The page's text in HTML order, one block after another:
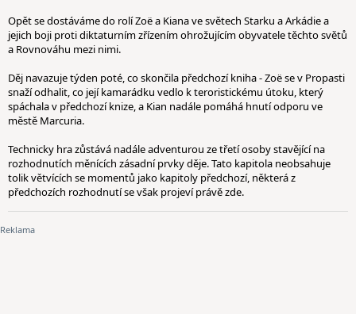
Opět se dostáváme do rolí Zoë a Kiana ve světech Starku a Arkádie a
jejich boji proti diktaturním zřízením ohrožujícím obyvatele těchto světů
a Rovnováhu mezi nimi.
Děj navazuje týden poté, co skončila předchozí kniha - Zoë se v Propasti
snaží odhalit, co její kamarádku vedlo k teroristickému útoku, který
spáchala v předchozí knize, a Kian nadále pomáhá hnutí odporu ve
městě Marcuria.
Technicky hra zůstává nadále adventurou ze třetí osoby stavějící na
rozhodnutích měnících zásadní prvky děje. Tato kapitola neobsahuje
tolik větvících se momentů jako kapitoly předchozí, některá z
předchozích rozhodnutí se však projeví právě zde.